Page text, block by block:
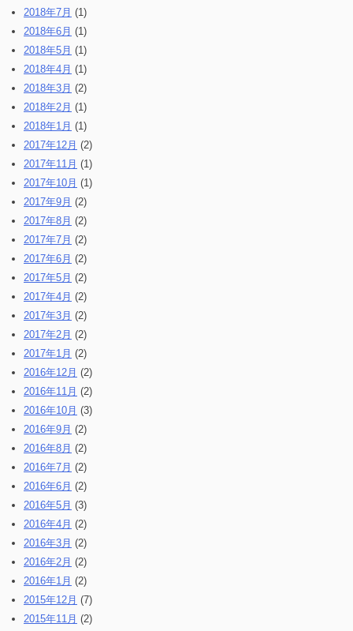
2018年7月 (1)
2018年6月 (1)
2018年5月 (1)
2018年4月 (1)
2018年3月 (2)
2018年2月 (1)
2018年1月 (1)
2017年12月 (2)
2017年11月 (1)
2017年10月 (1)
2017年9月 (2)
2017年8月 (2)
2017年7月 (2)
2017年6月 (2)
2017年5月 (2)
2017年4月 (2)
2017年3月 (2)
2017年2月 (2)
2017年1月 (2)
2016年12月 (2)
2016年11月 (2)
2016年10月 (3)
2016年9月 (2)
2016年8月 (2)
2016年7月 (2)
2016年6月 (2)
2016年5月 (3)
2016年4月 (2)
2016年3月 (2)
2016年2月 (2)
2016年1月 (2)
2015年12月 (7)
2015年11月 (2)